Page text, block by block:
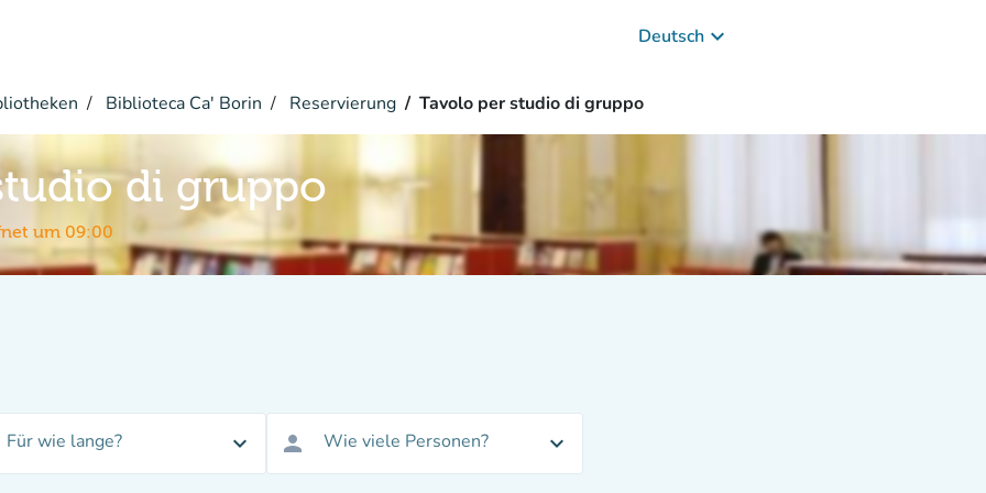
Deutsch keyboard_arrow_down
Biblioteca Ca' Borin Reservierung Tavolo per studio di gruppo
di gruppo
um 09:00
Für wie lange? expand_more person Wie viele Personen? expand_more